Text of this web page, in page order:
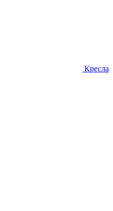
Кресла